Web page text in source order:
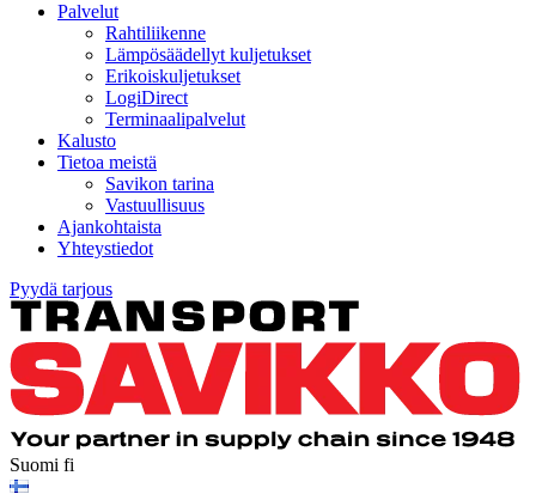
Palvelut
Rahtiliikenne
Lämpösäädellyt kuljetukset
Erikoiskuljetukset
LogiDirect
Terminaalipalvelut
Kalusto
Tietoa meistä
Savikon tarina
Vastuullisuus
Ajankohtaista
Yhteystiedot
Pyydä tarjous
Suomi fi